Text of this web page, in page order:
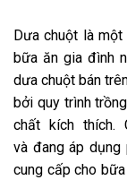
Dưa chuột là
bữa ăn gia đình
dưa chuột bán
bởi quy trình
chất kích thích.
và đang áp dụng
cung cấp cho